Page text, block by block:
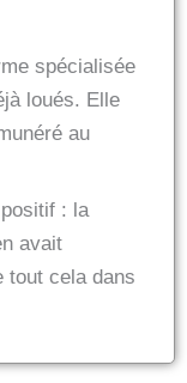
spécialisée
loués. Elle
au
: la
avait
tout cela dans